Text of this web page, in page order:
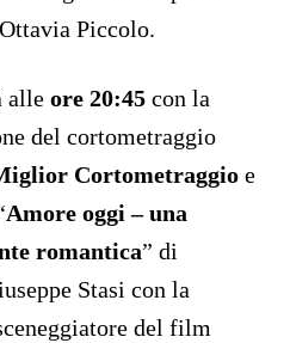
Piccolo.
alle ore 20:45 con la
del cortometraggio
Cortometraggio e
Amore oggi – una
romantica” di
Stasi con la
del film